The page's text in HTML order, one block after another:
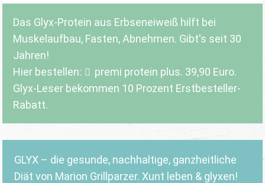
Das Glyx-Protein aus Erbseneiweiß hilft bei
Muskelaufbau, Fasten, Abnehmen. Gibt's seit 30
Jahren!
Hier bestellen:
premi protein plus. 39,90 Euro.
Glyx-Leser bekommen 10 Prozent Erstbesteller-
Rabatt.
GLYX – die gesunde, nachhaltige, ganzheitliche
Diät von Marion Grillparzer. Xunt leben & glyxen!